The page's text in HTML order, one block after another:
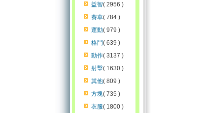
益智( 2956 )
賽車( 784 )
運動( 979 )
格鬥( 639 )
動作( 3137 )
射擊( 1630 )
其他( 809 )
方塊( 735 )
衣服( 1800 )